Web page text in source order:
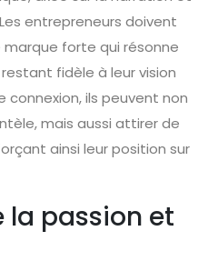
entrepreneurs doivent
forte qui résonne
fidèle à leur vision
ils peuvent non
mais aussi attirer de
ainsi leur position sur
la passion et